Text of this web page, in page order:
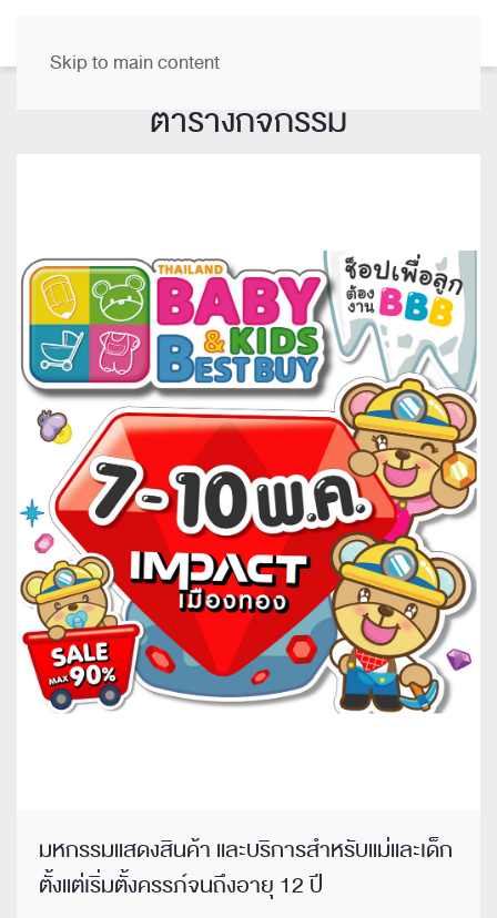
Skip to main content
ตารางกิจกรรม
มหกรรมแสดงสินค้า และบริการสำหรับแม่และเด็ก
ตั้งแต่เริ่มตั้งครรภ์จนถึงอายุ 12 ปี